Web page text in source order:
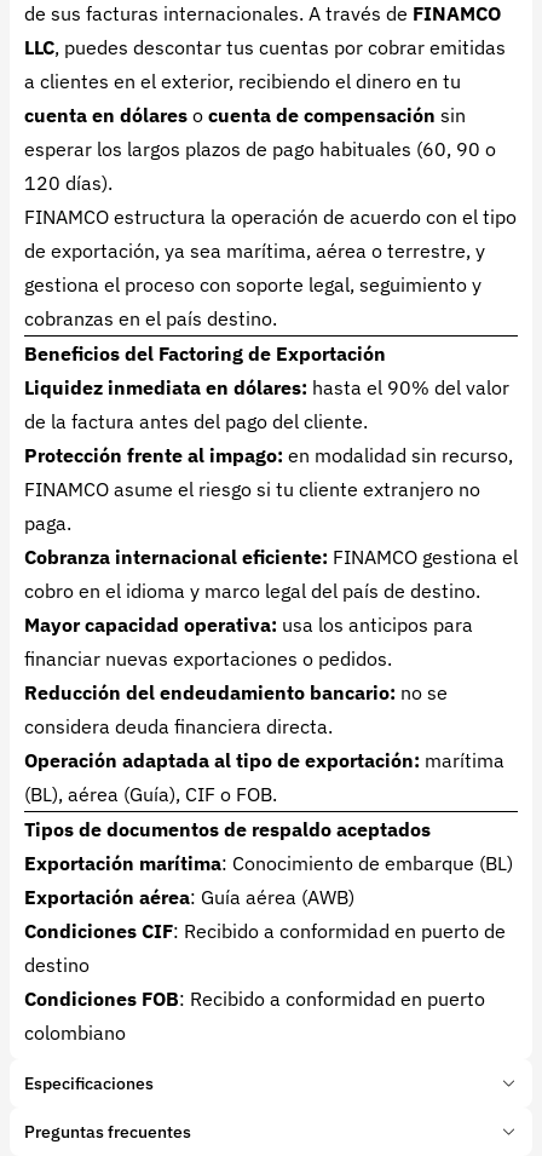
de sus facturas internacionales. A través de FINAMCO
LLC, puedes descontar tus cuentas por cobrar emitidas
a clientes en el exterior, recibiendo el dinero en tu
cuenta en dólares o cuenta de compensación sin
esperar los largos plazos de pago habituales (60, 90 o
120 días).
FINAMCO estructura la operación de acuerdo con el tipo
de exportación, ya sea marítima, aérea o terrestre, y
gestiona el proceso con soporte legal, seguimiento y
cobranzas en el país destino.
Beneficios del Factoring de Exportación
Liquidez inmediata en dólares: hasta el 90% del valor
de la factura antes del pago del cliente.
Protección frente al impago: en modalidad sin recurso,
FINAMCO asume el riesgo si tu cliente extranjero no
paga.
Cobranza internacional eficiente: FINAMCO gestiona el
cobro en el idioma y marco legal del país de destino.
Mayor capacidad operativa: usa los anticipos para
financiar nuevas exportaciones o pedidos.
Reducción del endeudamiento bancario: no se
considera deuda financiera directa.
Operación adaptada al tipo de exportación: marítima
(BL), aérea (Guía), CIF o FOB.
Tipos de documentos de respaldo aceptados
Exportación marítima: Conocimiento de embarque (BL)
Exportación aérea: Guía aérea (AWB)
Condiciones CIF: Recibido a conformidad en puerto de
destino
Condiciones FOB: Recibido a conformidad en puerto
colombiano
Especificaciones
Marca: Finamco
Preguntas frecuentes